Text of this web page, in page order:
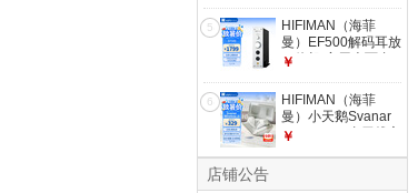
次世代超纳米振膜
5
HIFIMAN（海菲
曼）EF500解码耳放
一体机 家用桌面台
媒体网播解码器
￥
6
HIFIMAN（海菲
曼）小天鹅Svanar
Wireless Jr真无线主
￥
店铺公告